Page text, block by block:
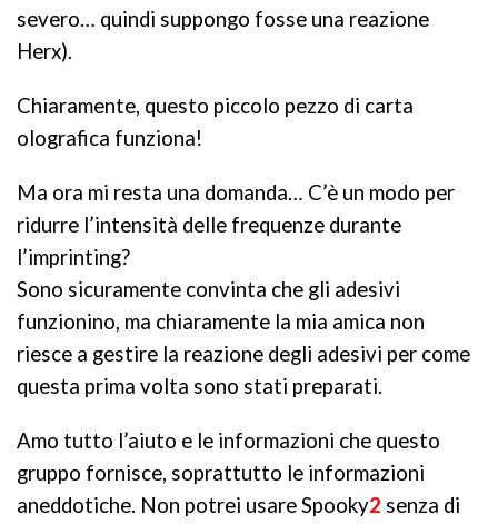
severo… quindi suppongo fosse una reazione
Herx).
Chiaramente, questo piccolo pezzo di carta
olografica funziona!
Ma ora mi resta una domanda… C’è un modo per
ridurre l’intensità delle frequenze durante
l’imprinting?
Sono sicuramente convinta che gli adesivi
funzionino, ma chiaramente la mia amica non
riesce a gestire la reazione degli adesivi per come
questa prima volta sono stati preparati.
Amo tutto l’aiuto e le informazioni che questo
gruppo fornisce, soprattutto le informazioni
aneddotiche. Non potrei usare Spooky2 senza di